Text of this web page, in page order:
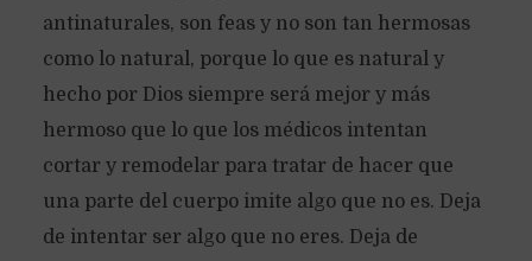
antinaturales, son feas y no son tan hermosas
como lo natural, porque lo que es natural y
hecho por Dios siempre será mejor y más
hermoso que lo que los médicos intentan
cortar y remodelar para tratar de hacer que
una parte del cuerpo imite algo que no es. Deja
de intentar ser algo que no eres. Deja de